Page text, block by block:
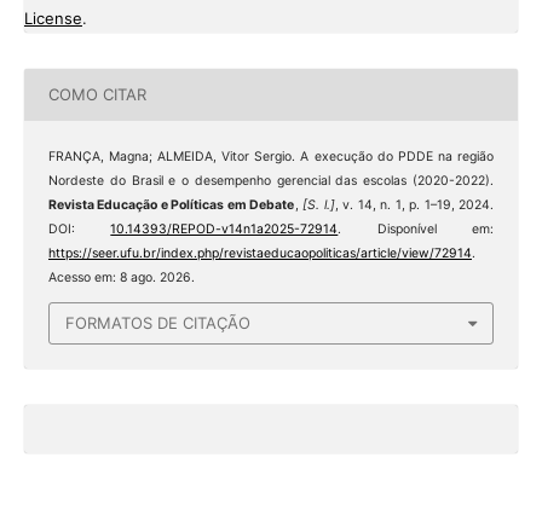
License.
COMO CITAR
FRANÇA, Magna; ALMEIDA, Vitor Sergio. A execução do PDDE na região
Nordeste do Brasil e o desempenho gerencial das escolas (2020-2022).
Revista Educação e Políticas em Debate,[S. l.], v. 14, n. 1, p. 1–19, 2024.
DOI:10.14393/REPOD-v14n1a2025-72914. Disponível em:
https://seer.ufu.br/index.php/revistaeducaopoliticas/article/view/72914.
Acesso em: 8 ago. 2026.
FORMATOS DE CITAÇÃO